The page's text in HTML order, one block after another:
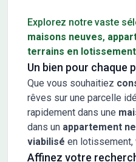
Explorez notre vaste
maisons neuves,
terrains en lotissement
Un bien pour chaque
Que vous souhaitiez
rêves sur une parcelle
rapidement dans une
dans un appartement
viabilisé en lotissement,
Affinez votre